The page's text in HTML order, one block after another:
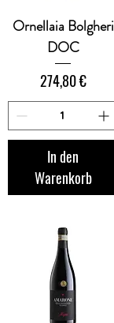
Ornellaia Bolgheri
DOC
Preis
274,80 €
In den
Warenkorb